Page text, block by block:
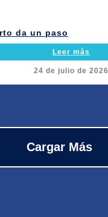
da un paso
Leer más
24 de julio de 2026
Cargar Más